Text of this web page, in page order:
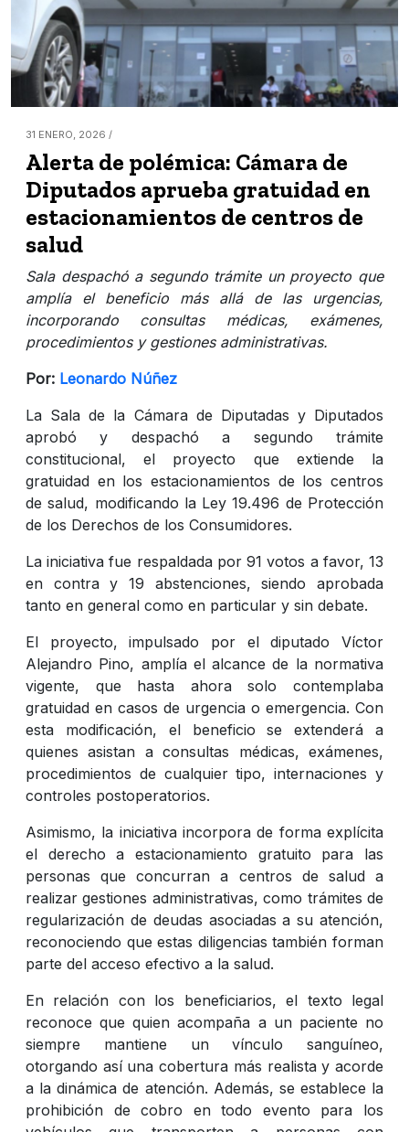
31 ENERO, 2026 /
Alerta de polémica: Cámara de
Diputados aprueba gratuidad en
estacionamientos de centros de
salud
Sala despachó a segundo trámite un proyecto que
amplía el beneficio más allá de las urgencias,
incorporando consultas médicas, exámenes,
procedimientos y gestiones administrativas.
Por: Leonardo Núñez
La Sala de la Cámara de Diputadas y Diputados
aprobó y despachó a segundo trámite
constitucional, el proyecto que extiende la
gratuidad en los estacionamientos de los centros
de salud, modificando la Ley 19.496 de Protección
de los Derechos de los Consumidores.
La iniciativa fue respaldada por 91 votos a favor, 13
en contra y 19 abstenciones, siendo aprobada
tanto en general como en particular y sin debate.
El proyecto, impulsado por el diputado Víctor
Alejandro Pino, amplía el alcance de la normativa
vigente, que hasta ahora solo contemplaba
gratuidad en casos de urgencia o emergencia. Con
esta modificación, el beneficio se extenderá a
quienes asistan a consultas médicas, exámenes,
procedimientos de cualquier tipo, internaciones y
controles postoperatorios.
Asimismo, la iniciativa incorpora de forma explícita
el derecho a estacionamiento gratuito para las
personas que concurran a centros de salud a
realizar gestiones administrativas, como trámites de
regularización de deudas asociadas a su atención,
reconociendo que estas diligencias también forman
parte del acceso efectivo a la salud.
En relación con los beneficiarios, el texto legal
reconoce que quien acompaña a un paciente no
siempre mantiene un vínculo sanguíneo,
otorgando así una cobertura más realista y acorde
a la dinámica de atención. Además, se establece la
prohibición de cobro en todo evento para los